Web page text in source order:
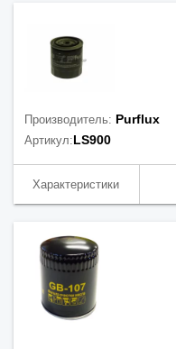
Производитель: Purflux
Артикул:LS900
Характеристики